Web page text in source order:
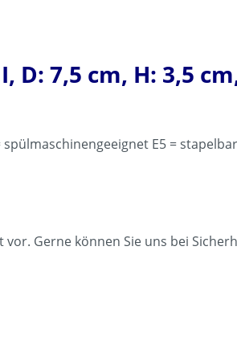
7,5 cm, H: 3,5
E5 =
Gerne können Sie uns bei